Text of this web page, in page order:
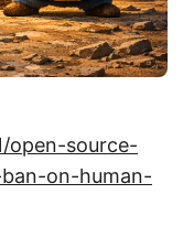
open-source-
on-human-